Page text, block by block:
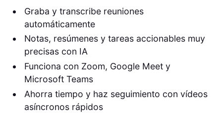
Graba y transcribe reuniones
automáticamente
Notas, resúmenes y tareas accionables muy
precisas con IA
Funciona con Zoom, Google Meet y
Microsoft Teams
Ahorra tiempo y haz seguimiento con vídeos
asíncronos rápidos